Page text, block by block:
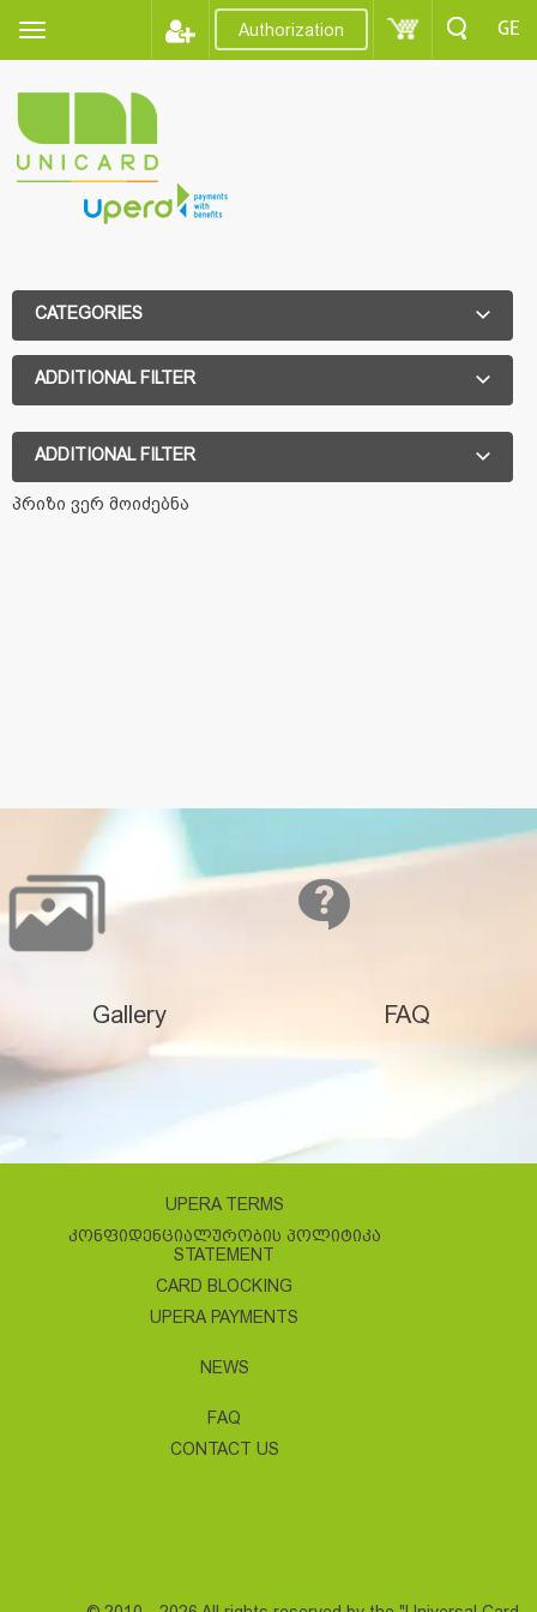
Authorization GE
CATEGORIES
ADDITIONAL FILTER
ADDITIONAL FILTER
პრიზი ვერ მოიძებნა
Gallery FAQ
UPERA TERMS
ᲙᲝᲜᲤᲘᲓᲔᲜᲪᲘᲐᲚᲣᲠᲝᲑᲘᲡ ᲞᲝᲚᲘᲢᲘᲙᲐ
STATEMENT
CARD BLOCKING
UPERA PAYMENTS
NEWS
FAQ
CONTACT US